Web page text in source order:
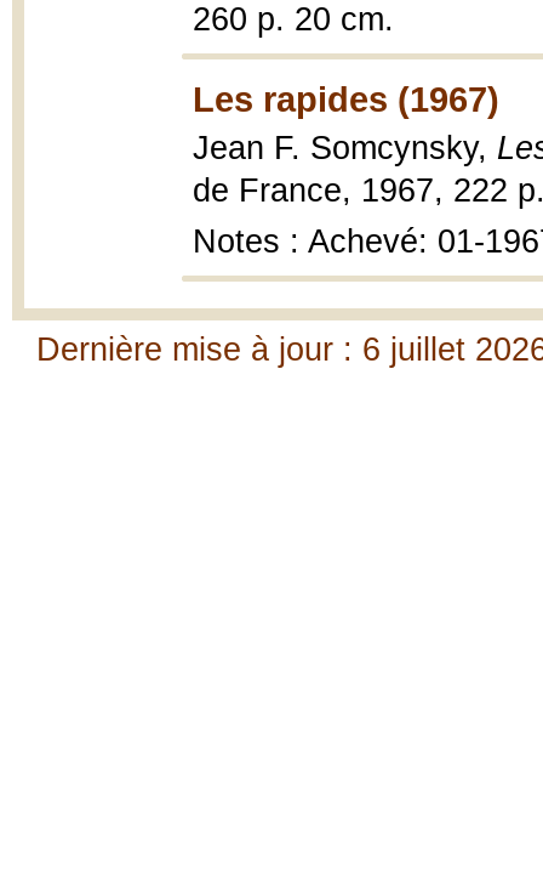
260 p. 20 cm.
Les rapides (1967)
Jean F. Somcynsky,
de France, 1967, 222
Notes : Achevé: 01-
Dernière mise à jour : 6 juillet